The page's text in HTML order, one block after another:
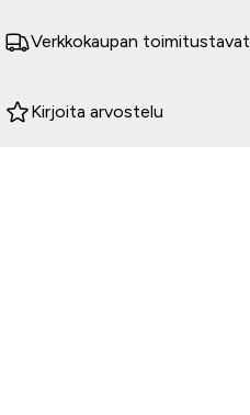
Verkkokaupan toimitustavat
Kirjoita arvostelu